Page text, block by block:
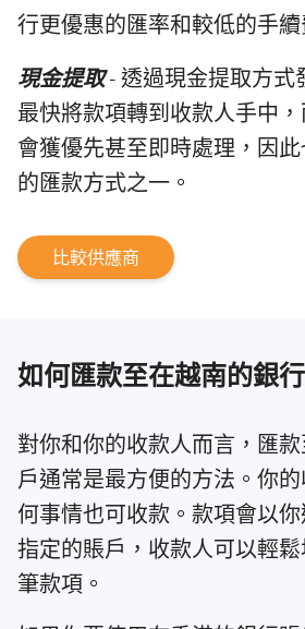
行更優惠的匯率和較低的手續
現金提取- 透過現金提取方式
最快將款項轉到收款人手中
會獲優先甚至即時處理，因
的匯款方式之一。
比較供應商
如何匯款至在越南的銀
對你和你的收款人而言，匯
戶通常是最方便的方法。你
何事情也可收款。款項會以
指定的賬戶，收款人可以輕
筆款項。